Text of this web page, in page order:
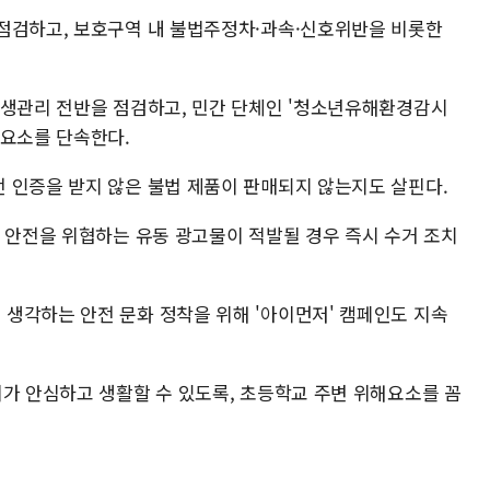
하고, 보호구역 내 불법주정차·과속·신호위반을 비롯한
관리 전반을 점검하고, 민간 단체인 '청소년유해환경감시
소를 단속한다.
증을 받지 않은 불법 제품이 판매되지 않는지도 살핀다.
전을 위협하는 유동 광고물이 적발될 경우 즉시 수거 조치
각하는 안전 문화 정착을 위해 '아이먼저' 캠페인도 지속
안심하고 생활할 수 있도록, 초등학교 주변 위해요소를 꼼